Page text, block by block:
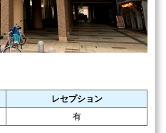
レセプション
有